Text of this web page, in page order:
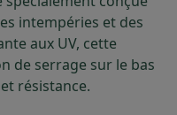
intempéries et des
aux UV, cette
de serrage sur le bas
résistance.